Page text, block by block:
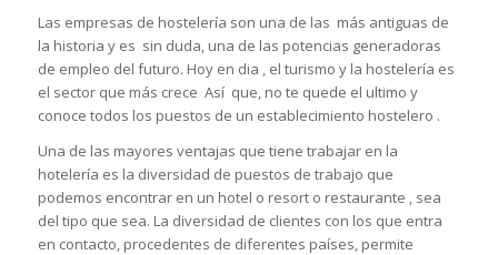
Las empresas de hostelería son una de las más antiguas de
la historia y es sin duda, una de las potencias generadoras
de empleo del futuro. Hoy en dia , el turismo y la hostelería es
el sector que más crece Así que, no te quede el ultimo y
conoce todos los puestos de un establecimiento hostelero .
Una de las mayores ventajas que tiene trabajar en la
hotelería es la diversidad de puestos de trabajo que
podemos encontrar en un hotel o resort o restaurante , sea
del tipo que sea. La diversidad de clientes con los que entra
en contacto, procedentes de diferentes países, permite